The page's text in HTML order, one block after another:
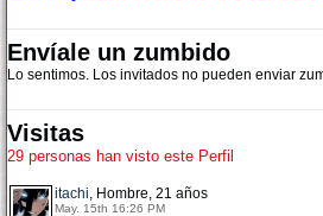
Envíale un zumbido
Lo sentimos. Los invitados no pueden enviar
Visitas
29 personas han visto este Perfil
itachi, Hombre, 21 años
May. 15th 16:26 PM